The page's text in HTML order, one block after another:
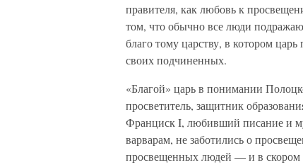
правителя, как любовь к
том, что обычно все люди
благо тому царству, в котором
своих подчиненных.
«Благой» царь в понимании
просветитель, защитник
Франциск I, любивший писание и
варварам, не заботились о
просвещенных людей — и в скором